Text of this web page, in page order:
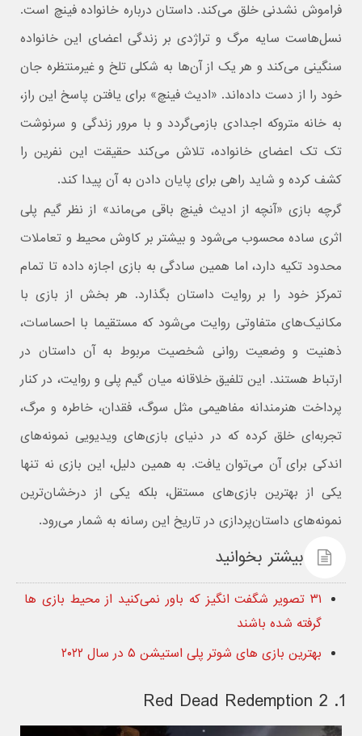
فراموش‌ نشدنی خلق می‌کند. داستان درباره خانواده فینچ است.
نسل‌هاست سایه مرگ و تراژدی بر زندگی اعضای این خانواده
سنگینی می‌کند و هر یک از آن‌ها به شکلی تلخ و غیرمنتظره جان
خود را از دست داده‌اند. «ادیث فینچ» برای یافتن پاسخ این راز،
به خانه متروکه اجدادی بازمی‌گردد و با مرور زندگی و سرنوشت
تک‌ تک اعضای خانواده، تلاش می‌کند حقیقت این نفرین را
کشف کرده و شاید راهی برای پایان دادن به آن پیدا کند.
گرچه بازی «آنچه از ادیث فینچ باقی می‌ماند» از نظر گیم‌ پلی
اثری ساده محسوب می‌شود و بیشتر بر کاوش محیط و تعاملات
محدود تکیه دارد، اما همین سادگی به بازی اجازه داده تا تمام
تمرکز خود را بر روایت داستان بگذارد. هر بخش از بازی با
مکانیک‌های متفاوتی روایت می‌شود که مستقیما با احساسات،
ذهنیت و وضعیت روانی شخصیت مربوط به آن داستان در
ارتباط هستند. این تلفیق خلاقانه میان گیم‌ پلی و روایت، در کنار
پرداخت هنرمندانه مفاهیمی مثل سوگ، فقدان، خاطره و مرگ،
تجربه‌ای خلق کرده که در دنیای بازی‌های ویدیویی نمونه‌های
اندکی برای آن می‌توان یافت. به همین دلیل، این بازی نه‌ تنها
یکی از بهترین بازی‌های مستقل، بلکه یکی از درخشان‌ترین
نمونه‌های داستان‌پردازی در تاریخ این رسانه به شمار می‌رود.
بیشتر بخوانید
۳۱ تصویر شگفت انگیز که باور نمی‌کنید از محیط بازی ها
گرفته شده باشند
بهترین بازی های شوتر پلی استیشن ۵ در سال ۲۰۲۲
1. Red Dead Redemption 2